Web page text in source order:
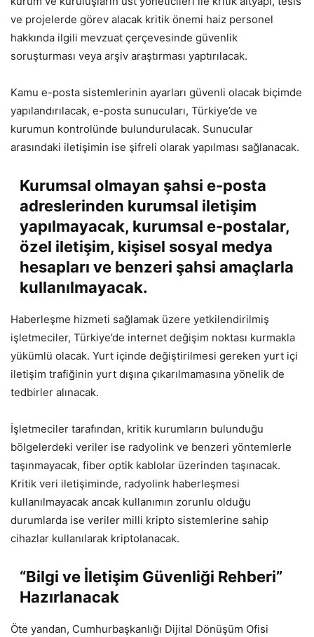
ve projelerde görev alacak kritik önemi haiz personel
hakkında ilgili mevzuat çerçevesinde güvenlik
soruşturması veya arşiv araştırması yaptırılacak.
Kamu e-posta sistemlerinin ayarları güvenli olacak biçimde
yapılandırılacak, e-posta sunucuları, Türkiye’de ve
kurumun kontrolünde bulundurulacak. Sunucular
arasındaki iletişimin ise şifreli olarak yapılması sağlanacak.
Kurumsal olmayan şahsi e-posta
adreslerinden kurumsal iletişim
yapılmayacak, kurumsal e-postalar,
özel iletişim, kişisel sosyal medya
hesapları ve benzeri şahsi amaçlarla
kullanılmayacak.
Haberleşme hizmeti sağlamak üzere yetkilendirilmiş
işletmeciler, Türkiye’de internet değişim noktası kurmakla
yükümlü olacak. Yurt içinde değiştirilmesi gereken yurt içi
iletişim trafiğinin yurt dışına çıkarılmamasına yönelik de
tedbirler alınacak.
İşletmeciler tarafından, kritik kurumların bulunduğu
bölgelerdeki veriler ise radyolink ve benzeri yöntemlerle
taşınmayacak, fiber optik kablolar üzerinden taşınacak.
Kritik veri iletişiminde, radyolink haberleşmesi
kullanılmayacak ancak kullanımın zorunlu olduğu
durumlarda ise veriler milli kripto sistemlerine sahip
cihazlar kullanılarak kriptolanacak.
“Bilgi ve İletişim Güvenliği Rehberi”
Hazırlanacak
Öte yandan, Cumhurbaşkanlığı Dijital Dönüşüm Ofisi